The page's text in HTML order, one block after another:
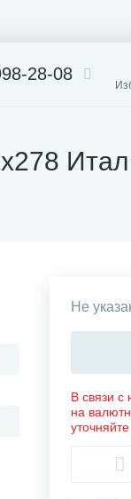
28-08
Не
В связи с
на